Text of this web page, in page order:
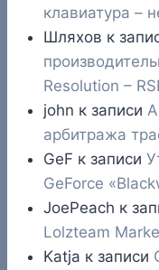
клавиатура –
Шляхов к
Resolution –
john к записи
арбитража
GeF к записи
GeForce
JoePeach к
Lolzteam
Katja к записи